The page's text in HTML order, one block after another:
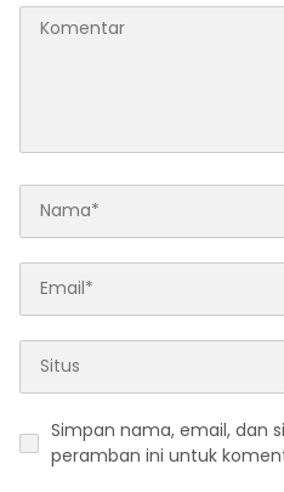
Simpan nama, email, dan
peramban ini untuk